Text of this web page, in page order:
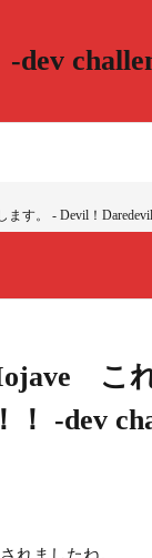
dev
す。 - Devil！Daredevil
こ
！ -dev